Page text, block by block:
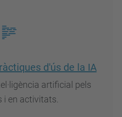
d'ús de la IA
artificial pels
i en activitats.